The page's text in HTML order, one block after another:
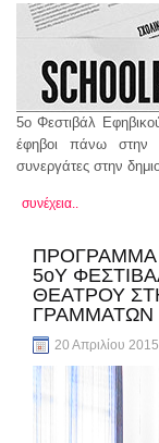
5ο Φεστιβάλ
έφηβοι πάνω
συνεργάτες στην
συνέχεια..
ΠΡΟΓΡΑΜΜΑ
5οΥ
ΘΕΑΤΡΟΥ
ΓΡΑΜΜΑΤΩΝ
20 Απριλίου 2015